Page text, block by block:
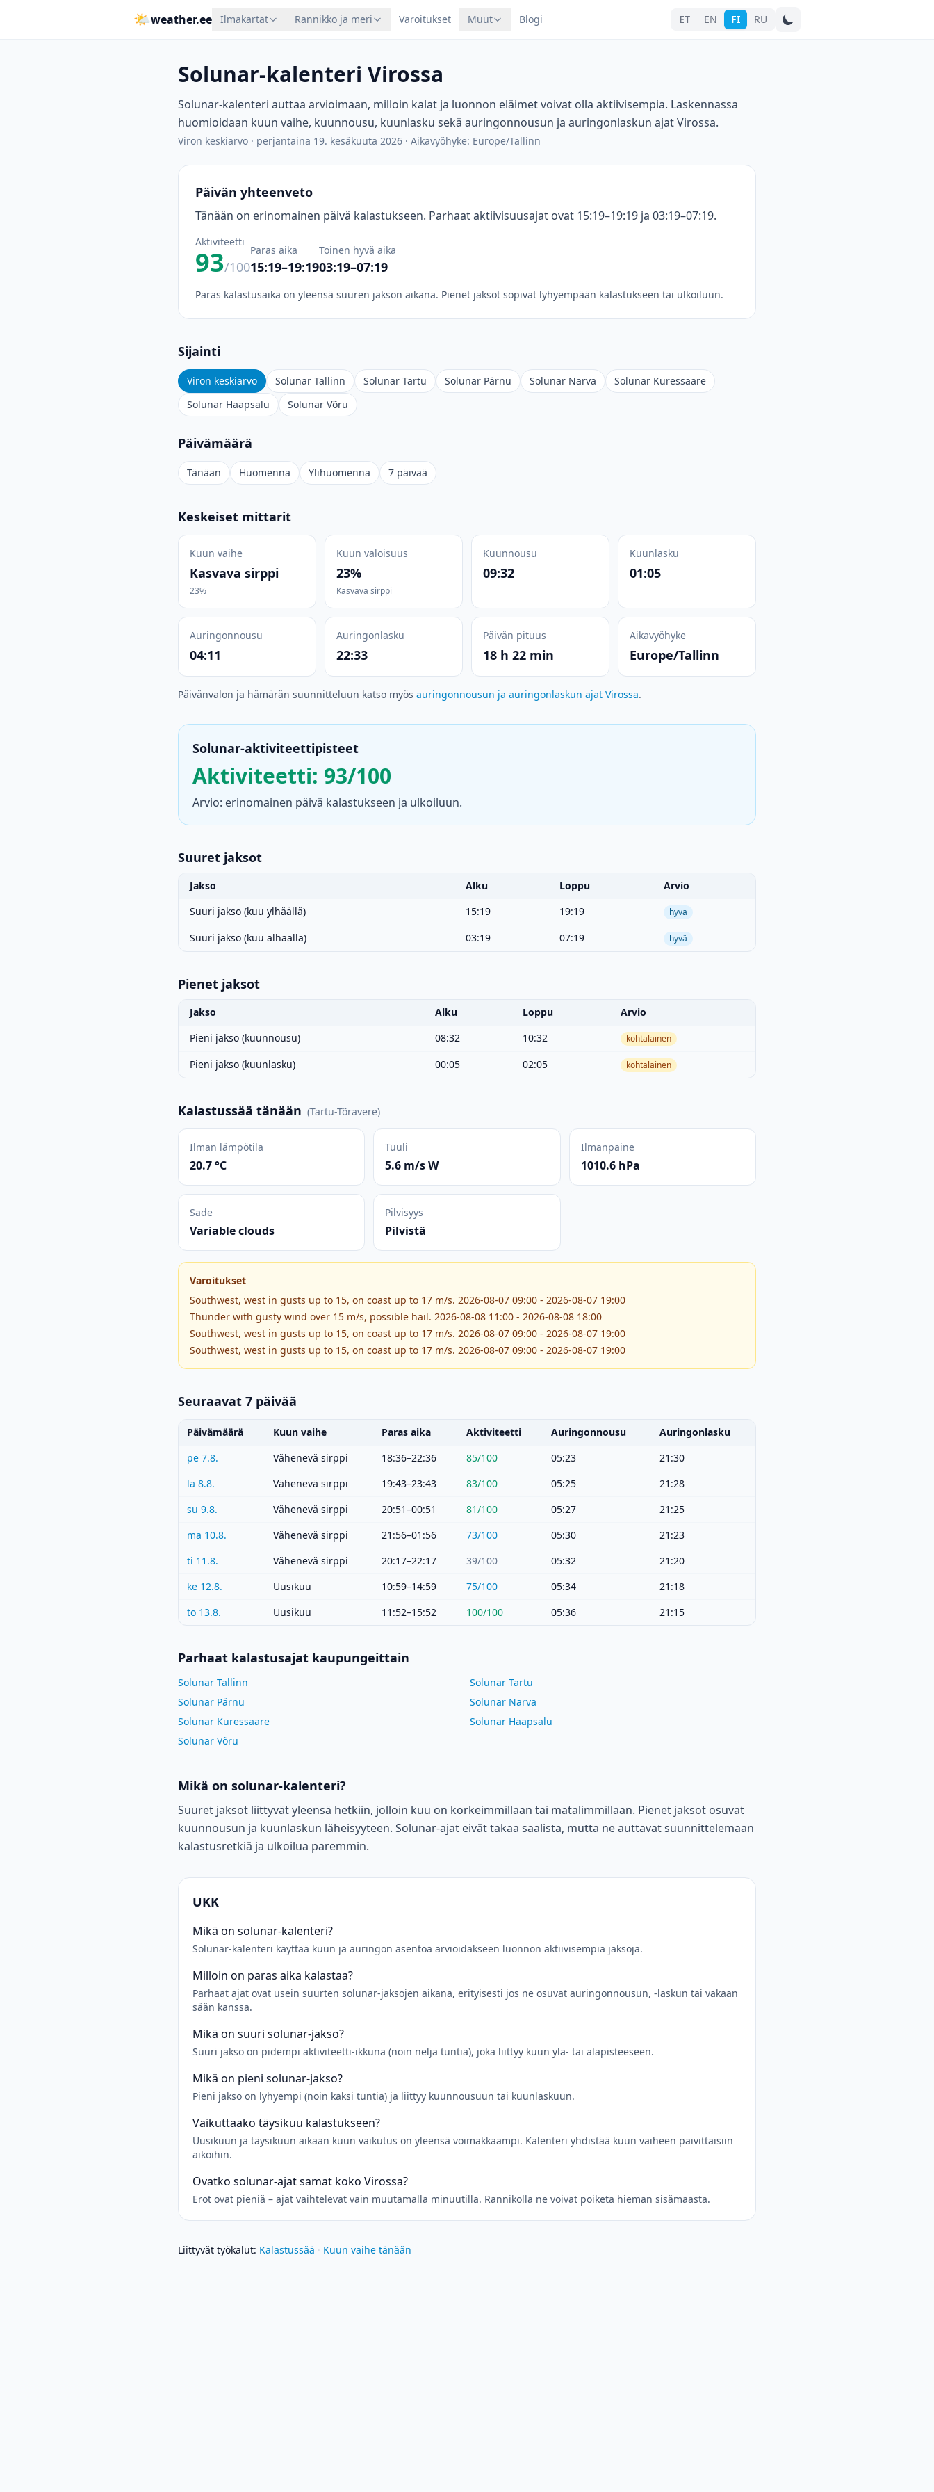
🌤weather.ee Ilmakartat Rannikko ja meri Varoitukset Muut Blogi Hae kaupunkia
ET EN FI RU
Solunar-kalenteri Virossa
Solunar-kalenteri auttaa arvioimaan, milloin kalat ja luonnon eläimet voivat olla aktiivisempia. Laskennassa
huomioidaan kuun vaihe, kuunnousu, kuunlasku sekä auringonnousun ja auringonlaskun ajat Virossa.
Viron keskiarvo · perjantaina 19. kesäkuuta 2026 · Aikavyöhyke: Europe/Tallinn
Päivän yhteenveto
Tänään on erinomainen päivä kalastukseen. Parhaat aktiivisuusajat ovat 15:19–19:19 ja 03:19–07:19.
Aktiviteetti
93/100
Paras aika
15:19–19:19
Toinen hyvä aika
03:19–07:19
Paras kalastusaika on yleensä suuren jakson aikana. Pienet jaksot sopivat lyhyempään kalastukseen tai ulkoiluun.
Sijainti
Viron keskiarvo Solunar Tallinn Solunar Tartu Solunar Pärnu Solunar Narva
Solunar Kuressaare
Solunar Haapsalu
Solunar Võru
Päivämäärä
Tänään Huomenna Ylihuomenna 7 päivää
Keskeiset mittarit
Kuun vaihe
Kasvava sirppi
23%
Kuun valoisuus
23%
Kasvava sirppi
Kuunnousu
09:32
Kuunlasku
01:05
Auringonnousu
04:11
Auringonlasku
22:33
Päivän pituus
18 h 22 min
Aikavyöhyke
Europe/Tallinn
Päivänvalon ja hämärän suunnitteluun katso myös auringonnousun ja auringonlaskun ajat Virossa.
Solunar-aktiviteettipisteet
Aktiviteetti: 93/100
Arvio: erinomainen päivä kalastukseen ja ulkoiluun.
Suuret jaksot
Jakso Alku Loppu
Arvio
Suuri jakso (kuu ylhäällä)
15:19 19:19 hyvä
Suuri jakso (kuu alhaalla) 03:19 07:19 hyvä
Pienet jaksot
Jakso Alku Loppu
Arvio
Pieni jakso (kuunnousu)
08:32 10:32 kohtalainen
Pieni jakso (kuunlasku) 00:05 02:05 kohtalainen
Kalastussää tänään (Tartu-Tõravere)
Ilman lämpötila
20.7 °C
Tuuli
5.6 m/s W
Ilmanpaine
1010.6 hPa
Sade
Variable clouds
Pilvisyys
Pilvistä
Varoitukset
Southwest, west in gusts up to 15, on coast up to 17 m/s. 2026-08-07 09:00 - 2026-08-07 19:00
Thunder with gusty wind over 15 m/s, possible hail. 2026-08-08 11:00 - 2026-08-08 18:00
Southwest, west in gusts up to 15, on coast up to 17 m/s. 2026-08-07 09:00 - 2026-08-07 19:00
Southwest, west in gusts up to 15, on coast up to 17 m/s. 2026-08-07 09:00 - 2026-08-07 19:00
Seuraavat 7 päivää
Päivämäärä Kuun vaihe Paras aika Aktiviteetti Auringonnousu
Auringonlasku
pe 7.8.
Vähenevä sirppi 18:36–22:36 85/100 05:23
21:30
la 8.8.
Vähenevä sirppi 19:43–23:43 83/100 05:25
21:28
su 9.8.
Vähenevä sirppi 20:51–00:51 81/100 05:27
21:25
ma 10.8.
Vähenevä sirppi 21:56–01:56 73/100 05:30
21:23
ti 11.8.
Vähenevä sirppi 20:17–22:17 39/100 05:32
21:20
ke 12.8.
Uusikuu 10:59–14:59 75/100 05:34
21:18
to 13.8.
Uusikuu 11:52–15:52 100/100 05:36 21:15
Parhaat kalastusajat kaupungeittain
Solunar Tallinn
Solunar Tartu
Solunar Pärnu
Solunar Narva
Solunar Kuressaare
Solunar Haapsalu
Solunar Võru
Mikä on solunar-kalenteri?
Suuret jaksot liittyvät yleensä hetkiin, jolloin kuu on korkeimmillaan tai matalimmillaan. Pienet jaksot osuvat
kuunnousun ja kuunlaskun läheisyyteen. Solunar-ajat eivät takaa saalista, mutta ne auttavat suunnittelemaan
kalastusretkiä ja ulkoilua paremmin.
UKK
Mikä on solunar-kalenteri?
Solunar-kalenteri käyttää kuun ja auringon asentoa arvioidakseen luonnon aktiivisempia jaksoja.
Milloin on paras aika kalastaa?
Parhaat ajat ovat usein suurten solunar-jaksojen aikana, erityisesti jos ne osuvat auringonnousun, -laskun tai vakaan
sään kanssa.
Mikä on suuri solunar-jakso?
Suuri jakso on pidempi aktiviteetti-ikkuna (noin neljä tuntia), joka liittyy kuun ylä- tai alapisteeseen.
Mikä on pieni solunar-jakso?
Pieni jakso on lyhyempi (noin kaksi tuntia) ja liittyy kuunnousuun tai kuunlaskuun.
Vaikuttaako täysikuu kalastukseen?
Uusikuun ja täysikuun aikaan kuun vaikutus on yleensä voimakkaampi. Kalenteri yhdistää kuun vaiheen päivittäisiin
aikoihin.
Ovatko solunar-ajat samat koko Virossa?
Erot ovat pieniä – ajat vaihtelevat vain muutamalla minuutilla. Rannikolla ne voivat poiketa hieman sisämaasta.
Liittyvät työkalut: Kalastussää · Kuun vaihe tänään